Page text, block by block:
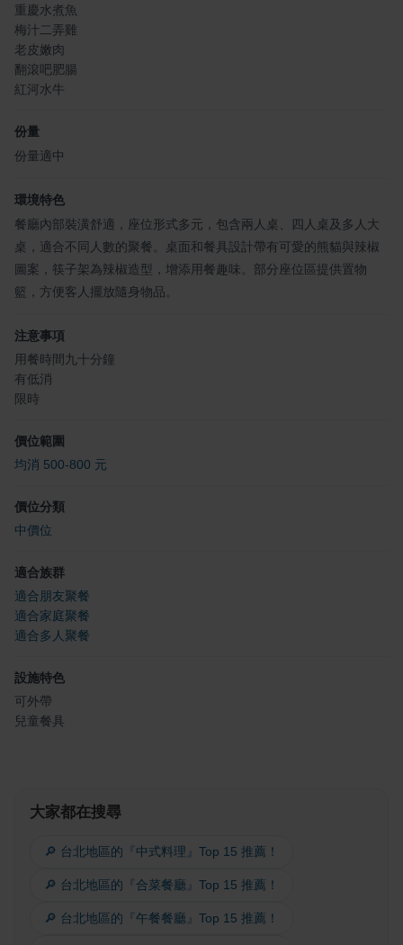
重慶水煮魚
梅汁二弄雞
老皮嫩肉
翻滾吧肥腸
紅河水牛
份量
份量適中
環境特色
餐廳內部裝潢舒適，座位形式多元，包含兩人桌、四人桌及多人大
桌，適合不同人數的聚餐。桌面和餐具設計帶有可愛的熊貓與辣椒
圖案，筷子架為辣椒造型，增添用餐趣味。部分座位區提供置物
籃，方便客人擺放隨身物品。
注意事項
用餐時間九十分鐘
有低消
限時
價位範圍
均消 500-800 元
價位分類
中價位
適合族群
適合朋友聚餐
適合家庭聚餐
適合多人聚餐
設施特色
可外帶
兒童餐具
大家都在搜尋
🔎 台北地區的『中式料理』Top 15 推薦！
🔎 台北地區的『合菜餐廳』Top 15 推薦！
🔎 台北地區的『午餐餐廳』Top 15 推薦！